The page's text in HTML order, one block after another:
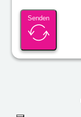
Senden